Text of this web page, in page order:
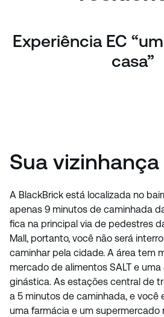
Experiência EC
casa”
Sua vizinhança
A BlackBrick está localizada no
apenas 9 minutos de caminhada
fica na principal via de pedestres
Mall, portanto, você não será
caminhar pela cidade. A área tem
mercado de alimentos SALT e
ginástica. As estações central de
a 5 minutos de caminhada, e você
uma farmácia e um supermercado